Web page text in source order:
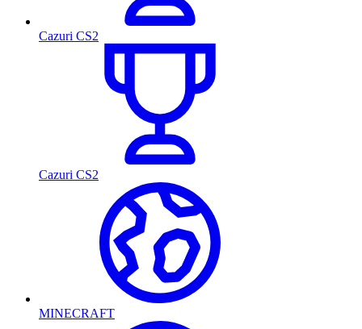
Cazuri CS2
Cazuri CS2
MINECRAFT